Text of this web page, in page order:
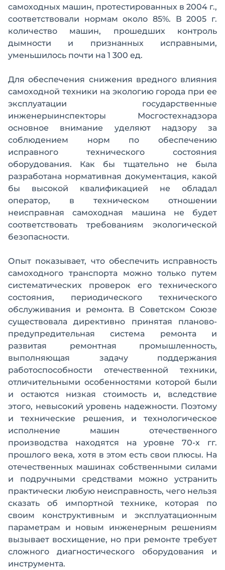
самоходных машин, протестированных в 2004 г.,
соответствовали нормам около 85%. В 2005 г.
количество машин, прошедших контроль
дымности и признанных исправными,
уменьшилось почти на 1 300 ед.
Для обеспечения снижения вредного влияния
самоходной техники на экологию города при ее
эксплуатации государственные
инженерыинспекторы Мосгостехнадзора
основное внимание уделяют надзору за
соблюдением норм по обеспечению
исправного технического состояния
оборудования. Как бы тщательно не была
разработана нормативная документация, какой
бы высокой квалификацией не обладал
оператор, в техническом отношении
неисправная самоходная машина не будет
соответствовать требованиям экологической
безопасности.
Опыт показывает, что обеспечить исправность
самоходного транспорта можно только путем
систематических проверок его технического
состояния, периодического технического
обслуживания и ремонта. В Советском Союзе
существовала директивно принятая планово-
предупредительная система ремонта и
развитая ремонтная промышленность,
выполняющая задачу поддержания
работоспособности отечественной техники,
отличительными особенностями которой были
и остаются низкая стоимость и, вследствие
этого, невысокий уровень надежности. Поэтому
и технические решения, и технологическое
исполнение машин отечественного
производства находятся на уровне 70-х гг.
прошлого века, хотя в этом есть свои плюсы. На
отечественных машинах собственными силами
и подручными средствами можно устранить
практически любую неисправность, чего нельзя
сказать об импортной технике, которая по
своим конструктивным и эксплуатационным
параметрам и новым инженерным решениям
вызывает восхищение, но при ремонте требует
сложного диагностического оборудования и
инструмента.